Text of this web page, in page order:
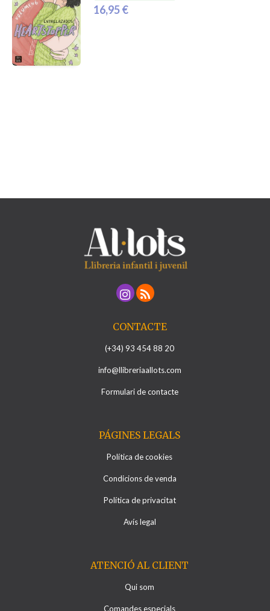
16,95 €
CONTACTE
(+34) 93 454 88 20
info@llibreriaallots.com
Formulari de contacte
PÁGINES LEGALS
Política de cookies
Condicions de venda
Política de privacitat
Avís legal
ATENCIÓ AL CLIENT
Qui som
Comandes especials